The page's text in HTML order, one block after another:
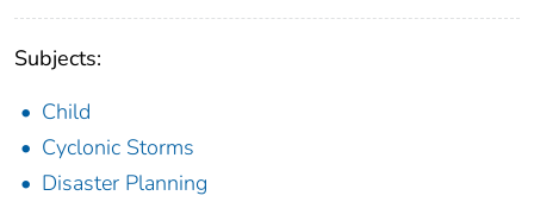
Subjects:
Child
Cyclonic Storms
Disaster Planning